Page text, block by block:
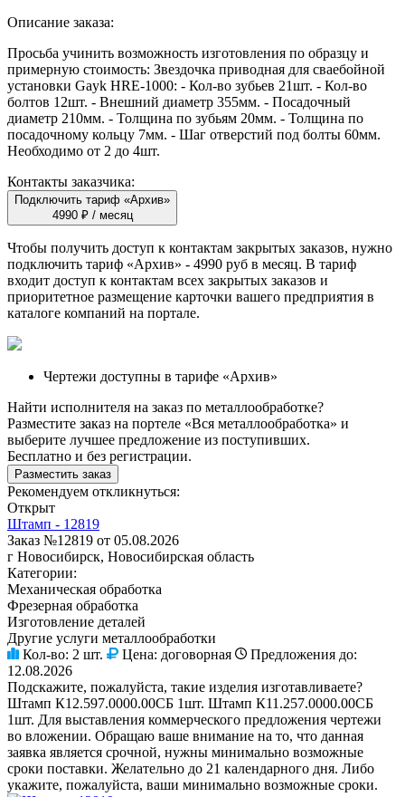
Описание заказа:
Просьба учинить возможность изготовления по образцу и
примерную стоимость: Звездочка приводная для сваебойной
установки Gayk HRE-1000: - Кол-во зубьев 21шт. - Кол-во
болтов 12шт. - Внешний диаметр 355мм. - Посадочный
диаметр 210мм. - Толщина по зубьям 20мм. - Толщина по
посадочному кольцу 7мм. - Шаг отверстий под болты 60мм.
Необходимо от 2 до 4шт.
Контакты заказчика:
Подключить тариф «Архив»
4990 ₽ / месяц
Чтобы получить доступ к контактам закрытых заказов, нужно
подключить тариф «Архив» - 4990 руб в месяц. В тариф
входит доступ к контактам всех закрытых заказов и
приоритетное размещение карточки вашего предприятия в
каталоге компаний на портале.
Чертежи доступны в тарифе «Архив»
Найти исполнителя на заказ по металлообработке?
Разместите заказ на портеле «Вся металлообработка» и
выберите лучшее предложение из поступивших.
Бесплатно и без регистрации.
Разместить заказ
Рекомендуем откликнуться:
Открыт
Штамп - 12819
Заказ №12819 от 05.08.2026
г Новосибирск, Новосибирская область
Категории:
Механическая обработка
Фрезерная обработка
Изготовление деталей
Другие услуги металлообработки
Кол-во: 2 шт. Цена: договорная
Предложения до:
12.08.2026
Подскажите, пожалуйста, такие изделия изготавливаете?
Штамп К12.597.0000.00СБ 1шт. Штамп К11.257.0000.00СБ
1шт. Для выставления коммерческого предложения чертежи
во вложении. Обращаю ваше внимание на то, что данная
заявка является срочной, нужны минимально возможные
сроки поставки. Желательно до 21 календарного дня. Либо
укажите, пожалуйста, ваши минимально возможные сроки.